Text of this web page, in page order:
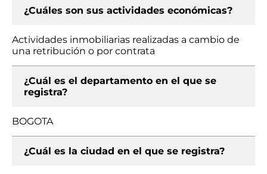
¿Cuáles son sus actividades económicas?
Actividades inmobiliarias realizadas a cambio de
una retribución o por contrata
¿Cuál es el departamento en el que se
registra?
BOGOTA
¿Cuál es la ciudad en el que se registra?